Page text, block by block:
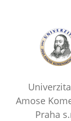
Amose
Praha